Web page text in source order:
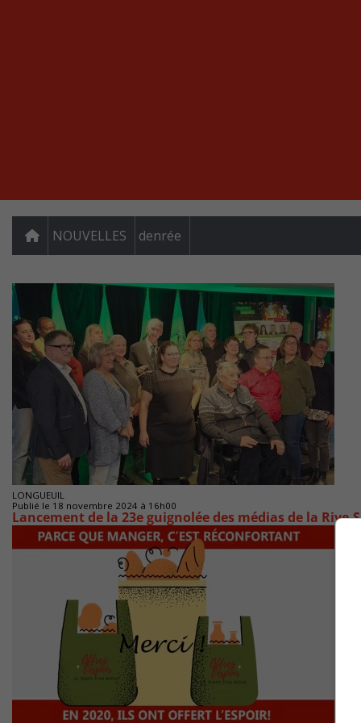
NOUVELLES denrée
LONGUEUIL
Publié le 18 novembre 2024 à 16h00
Lancement de la 23e guignolée des médias de la Rive-